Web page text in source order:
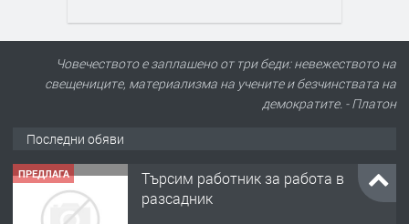
Човечеството е заплашено от три беди: невежеството на
свещениците, материализма на учените и безчинствата на
демократите. - Платон
Последни обяви
ПРЕДЛАГА
Търсим работник за работа в
разсадник